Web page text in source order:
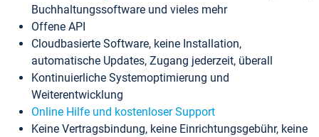
Buchhaltungssoftware und vieles mehr
Offene API
Cloudbasierte Software, keine Installation,
automatische Updates, Zugang jederzeit, überall
Kontinuierliche Systemoptimierung und
Weiterentwicklung
Online Hilfe und kostenloser Support
Keine Vertragsbindung, keine Einrichtungsgebühr, keine